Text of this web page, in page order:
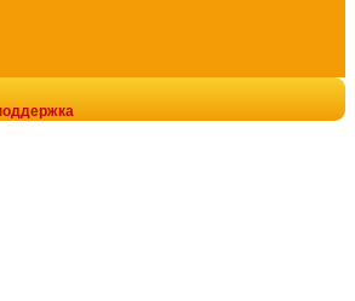
PRO CT200 s-dostavka